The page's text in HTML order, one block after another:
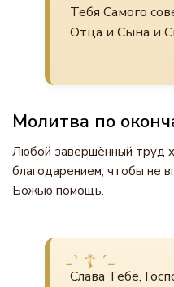
Тебя Самого
Отца и Сына и
Молитва по
Любой завершённый труд
благодарением, чтобы не
Божью помощь.
Слава Тебе,